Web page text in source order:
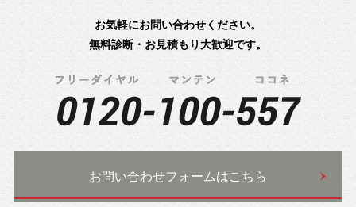
お気軽にお問い合わせください。
無料診断・お見積もり大歓迎です。
お問い合わせフォームはこちら